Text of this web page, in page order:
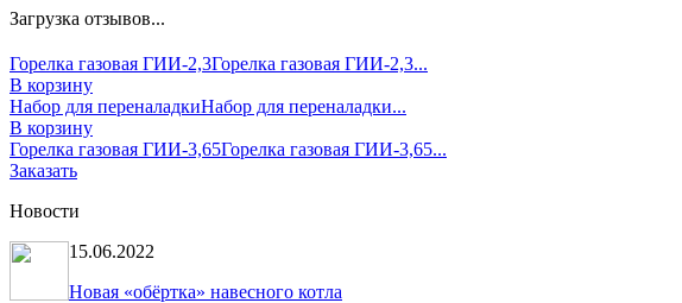
Загрузка отзывов...
Горелка газовая ГИИ-2,3Горелка газовая ГИИ-2,3...
В корзину
Набор для переналадкиНабор для переналадки...
В корзину
Горелка газовая ГИИ-3,65Горелка газовая ГИИ-3,65...
Заказать
Новости
15.06.2022
Новая «обёртка» навесного котла